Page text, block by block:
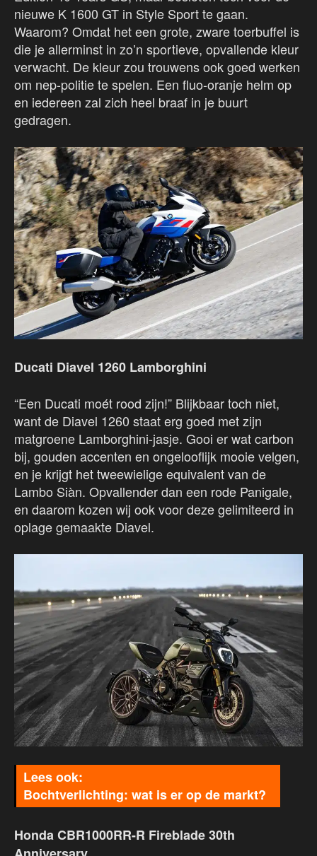
nieuwe K 1600 GT in Style Sport te gaan.
Waarom? Omdat het een grote, zware toerbuffel is
die je allerminst in zo’n sportieve, opvallende kleur
verwacht. De kleur zou trouwens ook goed werken
om nep-politie te spelen. Een fluo-oranje helm op
en iedereen zal zich heel braaf in je buurt
gedragen.
Ducati Diavel 1260 Lamborghini
“Een Ducati moét rood zijn!” Blijkbaar toch niet,
want de Diavel 1260 staat erg goed met zijn
matgroene Lamborghini-jasje. Gooi er wat carbon
bij, gouden accenten en ongelooflijk mooie velgen,
en je krijgt het tweewielige equivalent van de
Lambo Siàn. Opvallender dan een rode Panigale,
en daarom kozen wij ook voor deze gelimiteerd in
oplage gemaakte Diavel.
Bochtverlichting: wat is er op de markt?
Honda CBR1000RR-R Fireblade 30th